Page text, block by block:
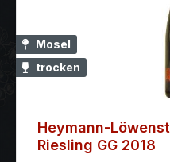
Mosel
trocken
Heymann-
Riesling GG 2018